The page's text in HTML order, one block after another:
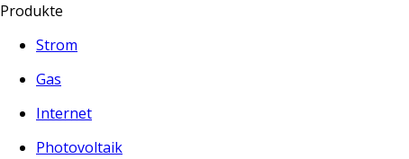
Produkte
Strom
Gas
Internet
Photovoltaik